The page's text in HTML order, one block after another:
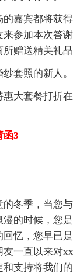
的嘉宾都将获
来参加本次答
赠送精美礼品
套照的新人。
大套餐打折在
函3
的冬季，当您
漫的时候，您
回忆，您早已
友一直以来对
支持将我们